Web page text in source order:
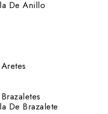
De Anillo
De Brazalete